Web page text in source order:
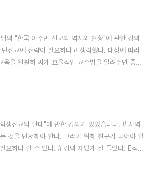
"한국 이주민 선교의 역사와 현황"에 관한 강의
선교에 전략이 필요하다고 생각했다. 대상에 따라
을 원활히 싸게 효율적인 교수법을 알려주면 좋겠
선교와 환대"에 관한 강의가 있었습니다. # 사역
것을 먼저해야 한다. 그러기 위해 친구가 되어야 할
요하다 할 수 있다. # 강의 재밌게 잘 들었다. E척도